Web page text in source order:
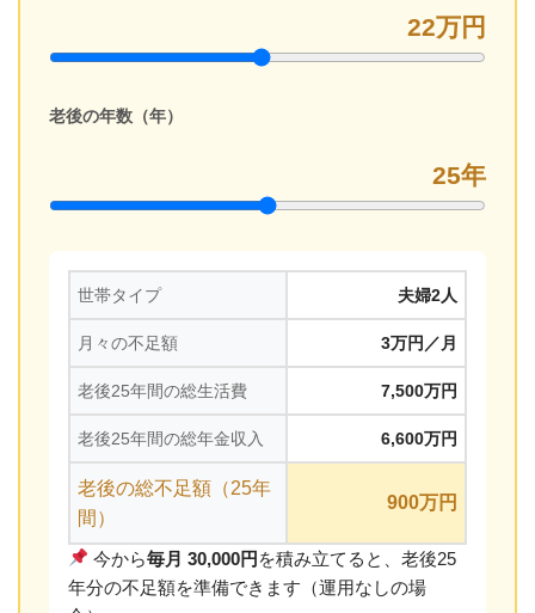
22万円
老後の年数（年）
25年
世帯タイプ 夫婦2人
月々の不足額 3万円／月
老後25年間の総生活費 7,500万円
老後25年間の総年金収入 6,600万円
老後の総不足額（25年
間）
900万円
今から毎月 30,000円 を積み立てると、老後25
年分の不足額を準備できます（運用なしの場